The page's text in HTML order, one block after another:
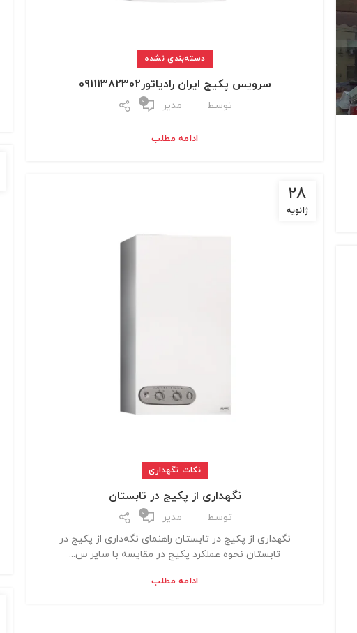
دسته‌بندی نشده
سرویس پکیج ایران رادیاتور09111382302
توسط مدیر 0
ادامه مطلب
28
ژانویه
نکات نگهداری
نگهداری از پکیج در تابستان
توسط مدیر 0
نگهداری از پکیج در تابستان راهنمای نگه‌داری از پکیج در
تابستان نحوه عملکرد پکیج در مقایسه با سایر س...
ادامه مطلب